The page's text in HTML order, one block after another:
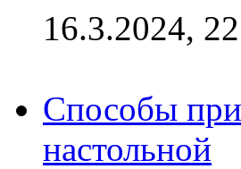
16.3.2024,
Способы
настольной